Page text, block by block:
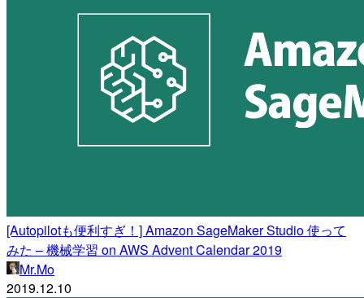
[Autopilotも便利すぎ！] Amazon SageMaker Studio 使って
みた – 機械学習 on AWS Advent Calendar 2019
Mr.Mo
2019.12.10